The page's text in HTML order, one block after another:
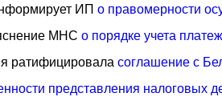
ИП о правомерности
МНС о порядке учета
ратифицировала соглашение с
представления налоговых